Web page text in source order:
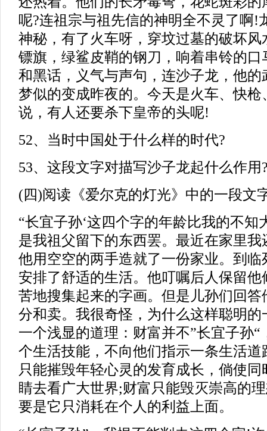
呢?连祖宗与祖先信的神明全不灵了啊!
神秘，有了火车呀，穿坟过墓的破坏风
镖旗，绿鲨皮鞘的钢刀，响着串铃的口
和黑话，义气与声句，连沙子龙，他的
梦似的变成昨夜的。今天是火车、快枪
说，有人还要杀下皇帝的头呢!
52、当时中国处于什么样的时代?
53、这段文字对描写沙子龙起什么作用
(四)阅读《爱尔克的灯光》中的一段文
“长宜子孙‘这四个字的年龄比我的不知
是我祖父留下的东西罢。最近在家里
他用空空的两手造就了一份家业。到临
安排了舒适的生活。他叮嘱后人保留
苦地搜集起来的字画。但是儿孙们回答
分和卖。我很奇怪，为什么这样聪明的
一个浅显的道理：财富并不”长宜子孙“
个生活技能，不向他们指示一条生活道
只能摧毁年轻心灵的发育成长，倘使
睛去看广大世界;财富只能毁灭崇高的
要是它只消耗在个人的利益上面。